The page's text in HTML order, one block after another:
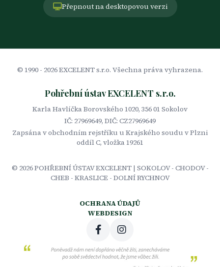
Přepnout na desktopovou verzi
© 1990 - 2026EXCELENT s.r.o. Všechna práva vyhrazena.
Pohřební ústav EXCELENT s.r.o.
Karla Havlíčka Borovského 1020, 356 01 Sokolov
IČ: 27969649, DIČ: CZ27969649
Zapsána v obchodním rejstříku u Krajského soudu v Plzni
oddíl C, vložka 19261
© 2026POHŘEBNÍ ÚSTAV EXCELENT | SOKOLOV - CHODOV -
CHEB - KRASLICE - DOLNÍ RYCHNOV
OCHRANA ÚDAJŮ
WEBDESIGN